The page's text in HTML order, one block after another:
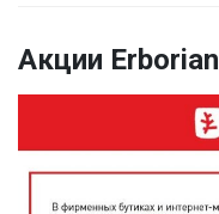
Акции Erborian